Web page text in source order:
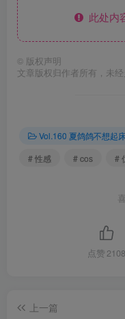
此处内
© 版权声明
文章版权归作者所有，未经
Vol.160 夏鸽鸽不想起
# 性感
# cos #
点赞 2108
上一篇